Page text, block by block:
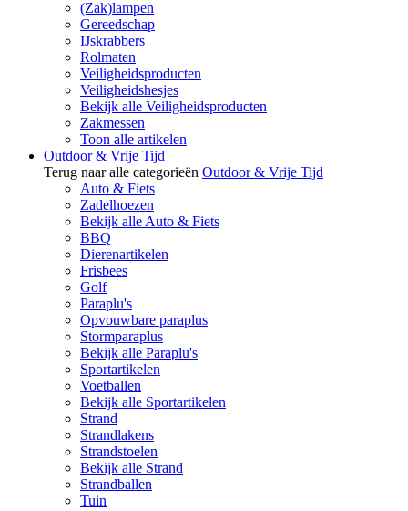
(Zak)lampen
Gereedschap
IJskrabbers
Rolmaten
Veiligheidsproducten
Veiligheidshesjes
Bekijk alle Veiligheidsproducten
Zakmessen
Toon alle artikelen
Outdoor & Vrije Tijd
Terug naar alle categorieën Outdoor & Vrije Tijd
Auto & Fiets
Zadelhoezen
Bekijk alle Auto & Fiets
BBQ
Dierenartikelen
Frisbees
Golf
Paraplu's
Opvouwbare paraplus
Stormparaplus
Bekijk alle Paraplu's
Sportartikelen
Voetballen
Bekijk alle Sportartikelen
Strand
Strandlakens
Strandstoelen
Bekijk alle Strand
Strandballen
Tuin